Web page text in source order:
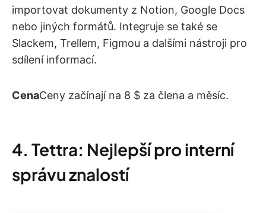
importovat dokumenty z Notion, Google Docs
nebo jiných formátů. Integruje se také se
Slackem, Trellem, Figmou a dalšími nástroji pro
sdílení informací.
CenaCeny začínají na 8 $ za člena a měsíc.
4. Tettra: Nejlepší pro interní
správu znalostí